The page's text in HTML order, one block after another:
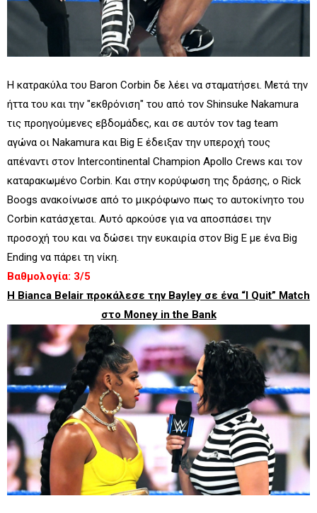
Η κατρακύλα του Baron Corbin δε λέει να σταματήσει. Μετά την
ήττα του και την "εκθρόνιση" του από τον Shinsuke Nakamura
τις προηγούμενες εβδομάδες, και σε αυτόν τον tag team
αγώνα οι Nakamura και Big E έδειξαν την υπεροχή τους
απέναντι στον Intercontinental Champion Apollo Crews και τον
καταρακωμένο Corbin. Και στην κορύφωση της δράσης, ο Rick
Boogs ανακοίνωσε από το μικρόφωνο πως το αυτοκίνητο του
Corbin κατάσχεται. Αυτό αρκούσε για να αποσπάσει την
προσοχή του και να δώσει την ευκαιρία στον Big E με ένα Big
Ending να πάρει τη νίκη.
Βαθμολογία: 3/5
Η Bianca Belair προκάλεσε την Bayley σε ένα “I Quit” Match
στο Money in the Bank